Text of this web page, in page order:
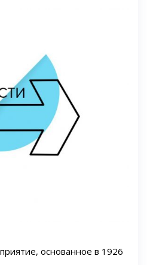
основанное в 1926